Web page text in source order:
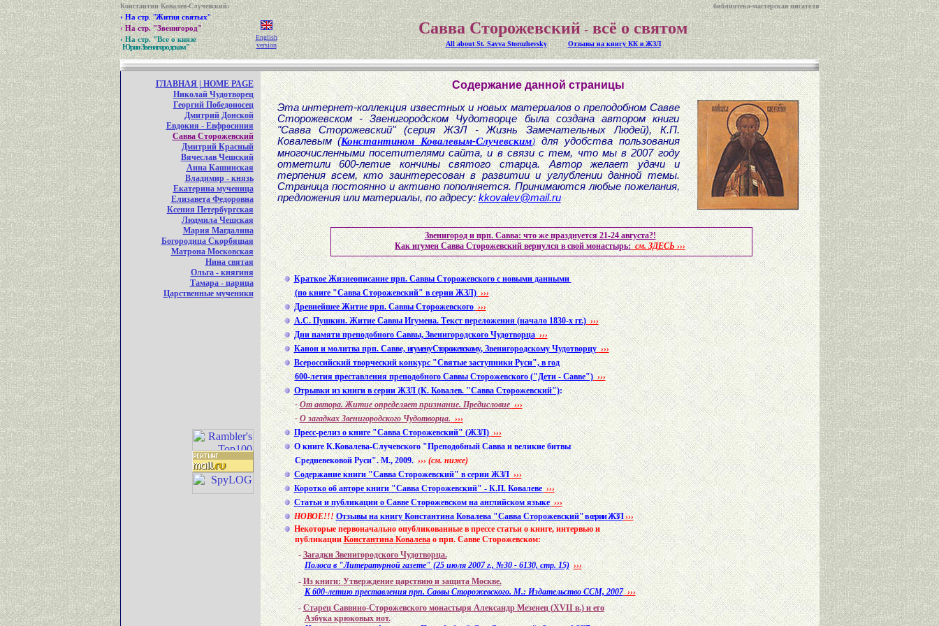
Константин Ковалев-Случевский:
библиотека-мастерская писателя
‹ На стр. "Жития святых"
‹На стр. "Звенигород"
‹На стр. "Все о князе
Юрии Звенигородском"
English
version
Савва Сторожевский-всё о святом
All about St. Savva Storozhevsky Отзывы на книгу КК в ЖЗЛ
ГЛАВНАЯ | HOME PAGE
Николай Чудотворец
Георгий Победоносец
Дмитрий Донской
Евдокия - Евфросиния
Савва Сторожевский
Дмитрий Красный
Вячеслав Чешский
Анна Кашинская
Владимир - князь
Екатерина мученица
Елизавета Федоровна
Ксения Петербургская
Людмила Чешская
Мария Магдалина
Богородица Скорбящая
Матрона Московская
Нина святая
Ольга - княгиня
Тамара - царица
Царственные мученики
Содержание данной страницы
Эта интернет-коллекция известных и новых материалов о преподобном Савве
Сторожевском - Звенигородском Чудотворце была создана автором книги
"Савва Сторожевский" (серия ЖЗЛ - Жизнь Замечательных Людей), К.П.
Ковалевым (Константином Ковалевым-Случевским)для удобства пользования
многочисленными посетителями сайта, и в связи с тем, что мы в 2007 году
отметили 600-летие кончины святого старца. Автор желает удачи и
терпения всем, кто заинтересован в развитии и углублении данной темы.
Страница постоянно и активно пополняется. Принимаются любые пожелания,
предложения или материалы, по адресу:kkovalev@mail.ru
Звенигород и прп. Савва: что же празднуется 21-24 августа?!
Как игумен Савва Сторожевский вернулся в свой монастырь:см. ЗДЕСЬ ›››
Краткое Жизнеописание прп. Саввы Сторожевского с новыми данными
(по книге "Савва Сторожевский" в серии ЖЗЛ) ›››
Древнейшее Житие прп. Саввы Сторожевского ›››
А.С. Пушкин. Житие Саввы Игумена. Текст переложения (начало 1830-х гг.) ›››
Дни памяти преподобного Саввы, Звенигородского Чудотворца ›››
Канон и молитва прп. Савве, игумену Сторожевскому, Звенигородскому Чудотворцу ›››
Всероссийский творческий конкурс "Святые заступники Руси", в год
600-летия преставления преподобного Саввы Сторожевского ("Дети - Савве") ›››
Отрывки из книги в серии ЖЗЛ (К. Ковалев. "Савва Сторожевский"):
-От автора. Житие определяет признание. Предисловие ›››
- О загадках Звенигородского Чудотворца. ›››
Пресс-релиз о книге "Савва Сторожевский" (ЖЗЛ) ›››
О книге К.Ковалева-Случевского "Преподобный Савва и великие битвы
Средневековой Руси". М., 2009. ››› (см. ниже)
Содержание книги "Савва Сторожевский" в серии ЖЗЛ ›››
Коротко об авторе книги "Савва Сторожевский" - К.П. Ковалеве ›››
Статьи и публикации о Савве Сторожевском на английском языке ›››
НОВОЕ!!! Отзывы на книгу Константина Ковалева "Савва Сторожевский"в серии ЖЗЛ›››
Некоторые первоначально опубликованные в прессе статьи о книге, интервью и
публикацииКонстантина Ковалева о прп. Савве Сторожевском:
-Загадки Звенигородского Чудотворца.
Полоса в "Литературной газете" (25 июля 2007 г., №30 - 6130, стр. 15) ›››
-Из книги: Утверждение царствию и защита Москве.
К 600-летию преставления прп. Саввы Сторожевского. М.: Издательство ССМ, 2007 ›››
-Старец Саввино-Сторожевского монастыря Александр Мезенец (XVIIв.) и его
Азбука крюковых нот.